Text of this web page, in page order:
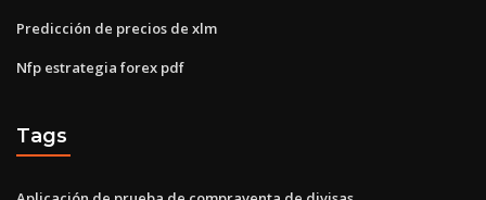
Predicción de precios de xlm
Nfp estrategia forex pdf
Tags